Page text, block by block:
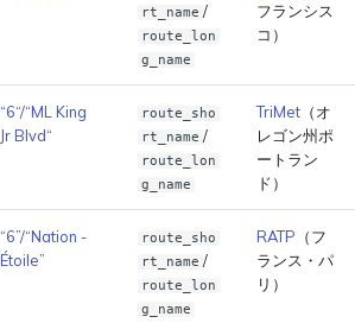
rt_name /
route_lon
g_name
フランシス
コ）
“6“/“ML King
Jr Blvd“
route_sho
rt_name /
route_lon
g_name
TriMet （オ
レゴン州ポ
ートラン
ド）
“6”/“Nation -
Étoile”
route_sho
rt_name /
route_lon
g_name
RATP （フ
ランス・パ
リ）